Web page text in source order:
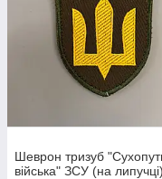
Шеврон тризуб
війська" ЗСУ (на липучці)